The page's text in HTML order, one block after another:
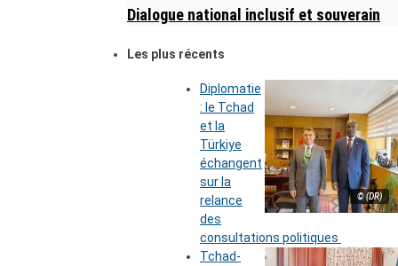
Dialogue national inclusif et souverain
Les plus récents
© (DR)
Diplomatie
: le Tchad
et la
Türkiye
échangent
sur la
relance
des
consultations politiques
Tchad-